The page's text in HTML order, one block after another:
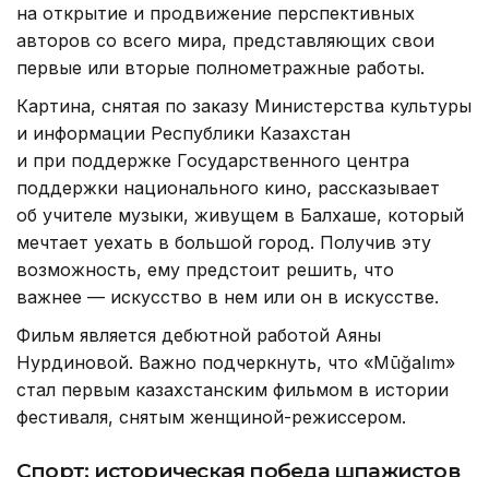
на открытие и продвижение перспективных
авторов со всего мира, представляющих свои
первые или вторые полнометражные работы.
Картина, снятая по заказу Министерства культуры
и информации Республики Казахстан
и при поддержке Государственного центра
поддержки национального кино, рассказывает
об учителе музыки, живущем в Балхаше, который
мечтает уехать в большой город. Получив эту
возможность, ему предстоит решить, что
важнее — искусство в нем или он в искусстве.
Фильм является дебютной работой Аяны
Нурдиновой. Важно подчеркнуть, что «Mūğalım»
стал первым казахстанским фильмом в истории
фестиваля, снятым женщиной-режиссером.
Спорт: историческая победа шпажистов